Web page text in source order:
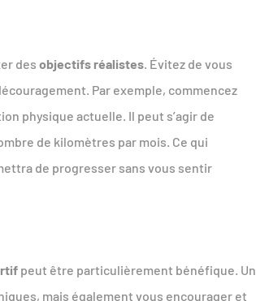
des objectifs réalistes . Évitez de vous
Par exemple, commencez
physique actuelle. Il peut s’agir de
de kilomètres par mois. Ce qui
de progresser sans vous sentir
peut être particulièrement bénéfique. Un
mais également vous encourager et